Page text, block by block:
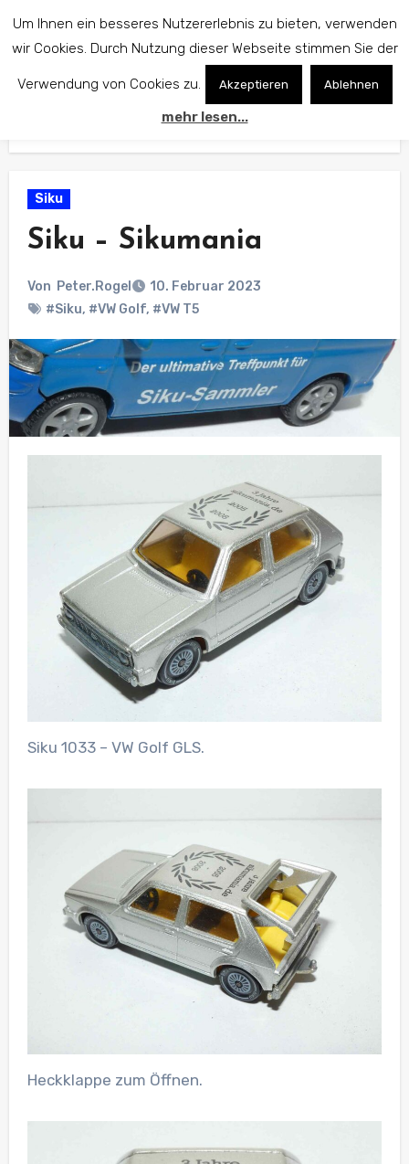
Siku
Siku – Sikumania
Von Peter.Rogel
10. Februar 2023
#Siku, #VW Golf, #VW T5
Siku 1033 – VW Golf GLS.
Heckklappe zum Öffnen.
Um Ihnen ein besseres Nutzererlebnis zu bieten, verwenden
wir Cookies. Durch Nutzung dieser Webseite stimmen Sie der
Verwendung von Cookies zu. Akzeptieren Ablehnen
mehr lesen...